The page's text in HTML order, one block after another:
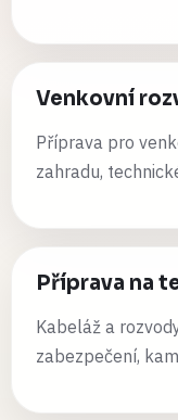
Venkovní
Příprava pro
zahradu,
Příprava na
Kabeláž a
zabezpečení,